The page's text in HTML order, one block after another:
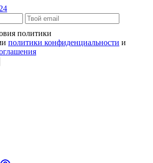
политики
политики конфиденциальности и